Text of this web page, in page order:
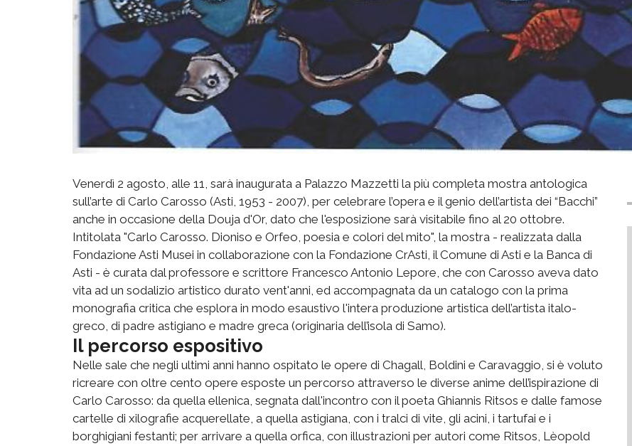
Venerdì 2 agosto, alle 11, sarà inaugurata a Palazzo Mazzetti la più completa mostra antologica
sull’arte di Carlo Carosso (Asti, 1953 - 2007), per celebrare l’opera e il genio dell’artista dei “Bacchi”
anche in occasione della Douja d'Or, dato che l'esposizione sarà visitabile fino al 20 ottobre.
Intitolata "Carlo Carosso. Dioniso e Orfeo, poesia e colori del mito", la mostra - realizzata dalla
Fondazione Asti Musei in collaborazione con la Fondazione CrAsti, il Comune di Asti e la Banca di
Asti - è curata dal professore e scrittore Francesco Antonio Lepore, che con Carosso aveva dato
vita ad un sodalizio artistico durato vent'anni, ed accompagnata da un catalogo con la prima
monografia critica che esplora in modo esaustivo l'intera produzione artistica dell’artista italo-
greco, di padre astigiano e madre greca (originaria dell’isola di Samo).
Il percorso espositivo
Nelle sale che negli ultimi anni hanno ospitato le opere di Chagall, Boldini e Caravaggio, si è voluto
ricreare con oltre cento opere esposte un percorso attraverso le diverse anime dell’ispirazione di
Carlo Carosso: da quella ellenica, segnata dall'incontro con il poeta Ghiannis Ritsos e dalle famose
cartelle di xilografie acquerellate, a quella astigiana, con i tralci di vite, gli acini, i tartufai e i
borghigiani festanti; per arrivare a quella orfica, con illustrazioni per autori come Ritsos, Lèopold